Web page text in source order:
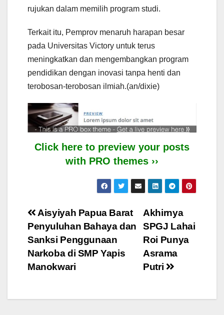
rujukan dalam memilih program studi.
Terkait itu, Pemprov menaruh harapan besar
pada Universitas Victory untuk terus
meningkatkan dan mengembangkan program
pendidikan dengan inovasi tanpa henti dan
terobosan-terobosan ilmiah.(an/dixie)
Click here to preview your posts
with PRO themes ››
Post
navigation
Akhirnya
SPGJ Lahai
Roi Punya
Asrama
Putri
Aisyiyah Papua Barat
Penyuluhan Bahaya dan
Sanksi Penggunaan
Narkoba di SMP Yapis
Manokwari